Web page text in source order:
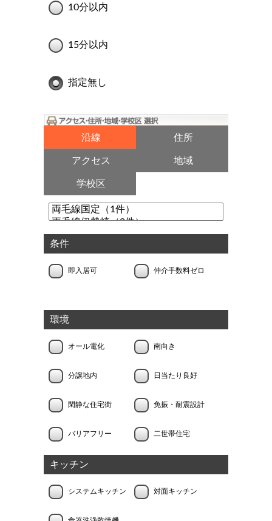
10分以内
15分以内
指定無し
沿線 住所
アクセス 地域
学校区
条件
即入居可 仲介手数料ゼロ
環境
オール電化 南向き
分譲地内 日当たり良好
閑静な住宅街 免振・耐震設計
バリアフリー 二世帯住宅
キッチン
システムキッチン 対面キッチン